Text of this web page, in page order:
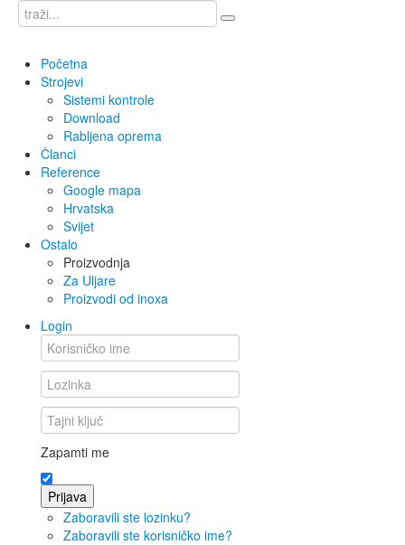
Početna
Strojevi
Sistemi kontrole
Download
Rabljena oprema
Članci
Reference
Google mapa
Hrvatska
Svijet
Ostalo
Proizvodnja
Za Uljare
Proizvodi od inoxa
Login
Zapamti me
Prijava
Zaboravili ste lozinku?
Zaboravili ste korisničko ime?